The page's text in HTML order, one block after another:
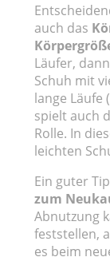
auch das
Läufer,
Schuh mit
lange Läufe
spielt auch
Rolle. In
leichten
Ein guter
zum
Abnutzung
feststellen,
es beim